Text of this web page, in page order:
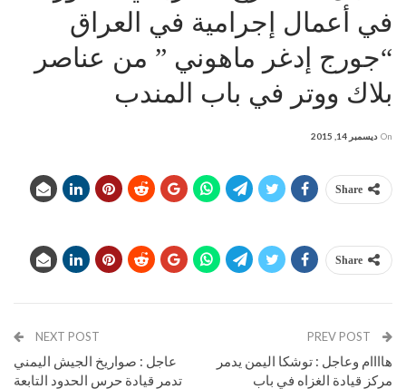
في أعمال إجرامية في العراق
“جورج إدغر ماهوني ” من عناصر
بلاك ووتر في باب المندب
On ديسمبر 14, 2015
Share
Share
هاااام وعاجل : توشكا اليمن يدمر
مركز قيادة الغزاه في باب
NEXT POST
عاجل : صواريخ الجيش اليمني
تدمر قيادة حرس الحدود التابعة